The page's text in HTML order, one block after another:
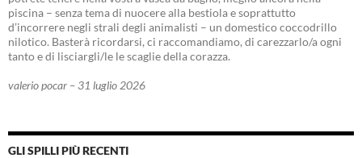
piscina – senza tema di nuocere alla bestiola e soprattutto
d’incorrere negli strali degli animalisti – un domestico coccodrillo
nilotico. Basterà ricordarsi, ci raccomandiamo, di carezzarlo/a ogni
tanto e di lisciargli/le le scaglie della corazza.
valerio pocar – 31 luglio 2026
GLI SPILLI PIÙ RECENTI